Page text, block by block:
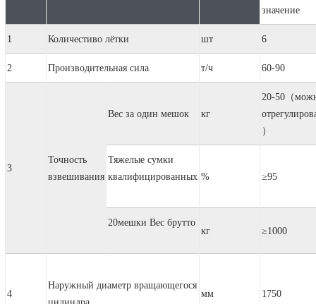
значение
1 Количестиво лётки шт 6
2 Производительная сила т/ч 60-90
3
Точность
взвешивания
Вес за один мешок кг
20-50（
）
Тяжелые сумки
квалифицированных % ≥95
20мешки Вес брутто
кг
≥1000
4
Наружный диаметр вращающегося
мм 1750